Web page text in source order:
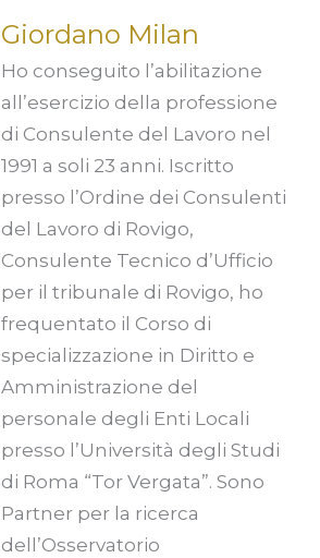
Giordano Milan
Ho conseguito l’abilitazione
all’esercizio della professione
di Consulente del Lavoro nel
1991 a soli 23 anni. Iscritto
presso l’Ordine dei Consulenti
del Lavoro di Rovigo,
Consulente Tecnico d’Ufficio
per il tribunale di Rovigo, ho
frequentato il Corso di
specializzazione in Diritto e
Amministrazione del
personale degli Enti Locali
presso l’Università degli Studi
di Roma “Tor Vergata”. Sono
Partner per la ricerca
dell’Osservatorio